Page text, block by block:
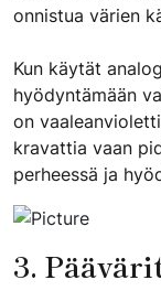
onnistua värien
Kun käytät
hyödyntämään
on
kravattia vaan
perheessä ja
3.